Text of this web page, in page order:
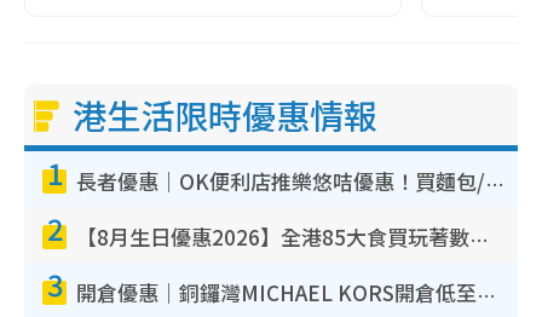
港生活限時優惠情報
1 長者優惠｜OK便利店推樂悠咭優惠！買麵包/牛奶/保健品拍卡即減
2 【8月生日優惠2026】全港85大食買玩著數攻略 自助餐/火鍋放題同行免費＋誠品/DONKI送現金券
3 開倉優惠｜銅鑼灣MICHAEL KORS開倉低至17折！直擊$500起買手袋/銀包/鞋款 必買經典Jet Set系列